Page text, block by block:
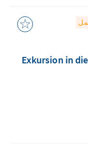
Exkursion in